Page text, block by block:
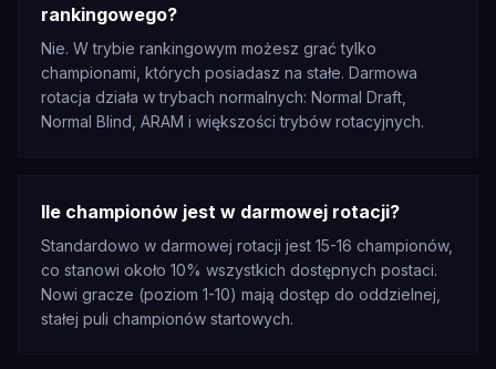
rankingowego?
Nie. W trybie rankingowym możesz grać tylko
championami, których posiadasz na stałe. Darmowa
rotacja działa w trybach normalnych: Normal Draft,
Normal Blind, ARAM i większości trybów rotacyjnych.
Ile championów jest w darmowej rotacji?
Standardowo w darmowej rotacji jest 15-16 championów,
co stanowi około 10% wszystkich dostępnych postaci.
Nowi gracze (poziom 1-10) mają dostęp do oddzielnej,
stałej puli championów startowych.